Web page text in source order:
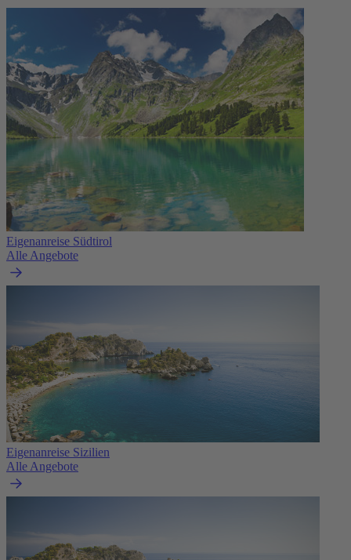
Eigenanreise Südtirol
Alle Angebote
Eigenanreise Sizilien
Alle Angebote